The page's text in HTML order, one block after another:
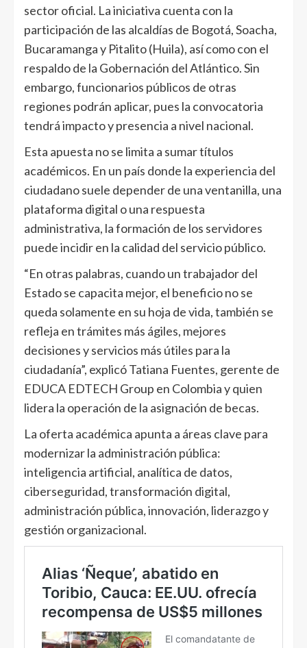
sector oficial. La iniciativa cuenta con la
participación de las alcaldías de Bogotá, Soacha,
Bucaramanga y Pitalito (Huila), así como con el
respaldo de la Gobernación del Atlántico. Sin
embargo, funcionarios públicos de otras
regiones podrán aplicar, pues la convocatoria
tendrá impacto y presencia a nivel nacional.
Esta apuesta no se limita a sumar títulos
académicos. En un país donde la experiencia del
ciudadano suele depender de una ventanilla, una
plataforma digital o una respuesta
administrativa, la formación de los servidores
puede incidir en la calidad del servicio público.
“En otras palabras, cuando un trabajador del
Estado se capacita mejor, el beneficio no se
queda solamente en su hoja de vida, también se
refleja en trámites más ágiles, mejores
decisiones y servicios más útiles para la
ciudadanía”, explicó Tatiana Fuentes, gerente de
EDUCA EDTECH Group en Colombia y quien
lidera la operación de la asignación de becas.
La oferta académica apunta a áreas clave para
modernizar la administración pública:
inteligencia artificial, analítica de datos,
ciberseguridad, transformación digital,
administración pública, innovación, liderazgo y
gestión organizacional.